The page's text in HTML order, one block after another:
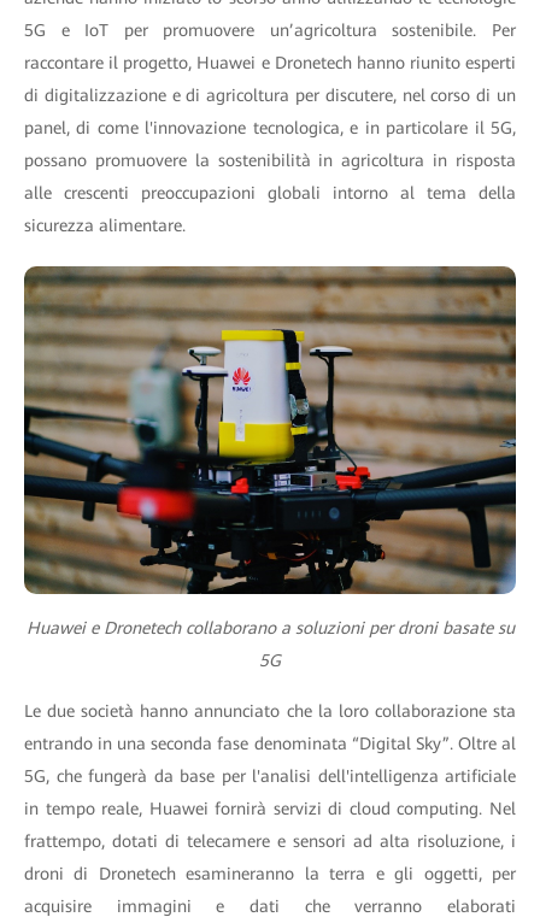
5G e IoT per promuovere un’agricoltura sostenibile. Per
raccontare il progetto, Huawei e Dronetech hanno riunito esperti
di digitalizzazione e di agricoltura per discutere, nel corso di un
panel, di come l'innovazione tecnologica, e in particolare il 5G,
possano promuovere la sostenibilità in agricoltura in risposta
alle crescenti preoccupazioni globali intorno al tema della
sicurezza alimentare.
Huawei e Dronetech collaborano a soluzioni per droni basate su
5G
Le due società hanno annunciato che la loro collaborazione sta
entrando in una seconda fase denominata “Digital Sky”. Oltre al
5G, che fungerà da base per l'analisi dell'intelligenza artificiale
in tempo reale, Huawei fornirà servizi di cloud computing. Nel
frattempo, dotati di telecamere e sensori ad alta risoluzione, i
droni di Dronetech esamineranno la terra e gli oggetti, per
acquisire immagini e dati che verranno elaborati